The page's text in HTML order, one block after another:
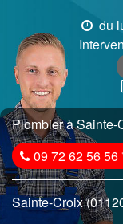
du
Plombier à Sainte-
09 72 62 56 56
Sainte-Croix